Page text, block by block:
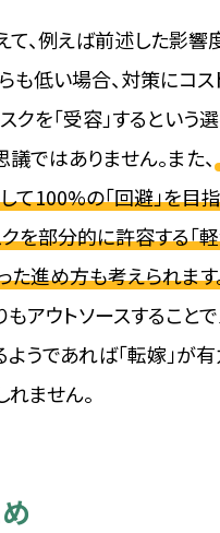
て、例えば前述した影響
も低い場合、対策にコス
クを「受容」するという
ではありません。また、
て100%の「回避」を目
クを部分的に許容する「
た進め方も考えられます
アウトソースすることで
ようであれば「転嫁」が
ません。